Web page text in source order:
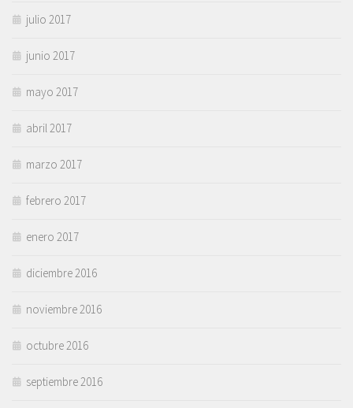
julio 2017
junio 2017
mayo 2017
abril 2017
marzo 2017
febrero 2017
enero 2017
diciembre 2016
noviembre 2016
octubre 2016
septiembre 2016